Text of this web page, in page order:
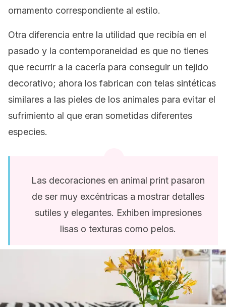
ornamento correspondiente al estilo.
Otra diferencia entre la utilidad que recibía en el
pasado y la contemporaneidad es que no tienes
que recurrir a la cacería para conseguir un tejido
decorativo; ahora los fabrican con telas sintéticas
similares a las pieles de los animales para evitar el
sufrimiento al que eran sometidas diferentes
especies.
Las decoraciones en animal print pasaron
de ser muy excéntricas a mostrar detalles
sutiles y elegantes. Exhiben impresiones
lisas o texturas como pelos.